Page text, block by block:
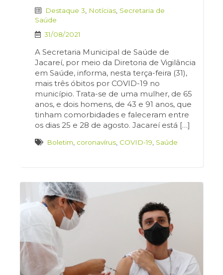
Destaque 3 Notícias Secretaria de
Saúde
31/08/2021
A Secretaria Municipal de Saúde de
Jacareí, por meio da Diretoria de Vigilância
em Saúde, informa, nesta terça-feira (31),
mais três óbitos por COVID-19 no
município. Trata-se de uma mulher, de 65
anos, e dois homens, de 43 e 91 anos, que
tinham comorbidades e faleceram entre
os dias 25 e 28 de agosto. Jacareí está […]
Boletim coronavírus COVID-19 Saúde